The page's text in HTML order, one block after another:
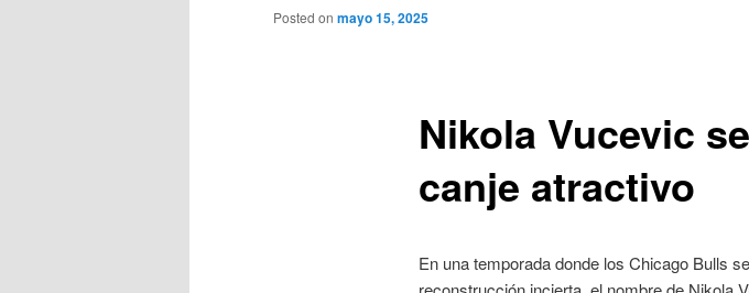
Nikola Vucevic
canje atractivo
Posted on mayo 15, 2025
En una temporada donde los Chicago Bulls